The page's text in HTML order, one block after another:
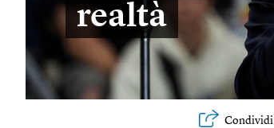
realtà
Condividi